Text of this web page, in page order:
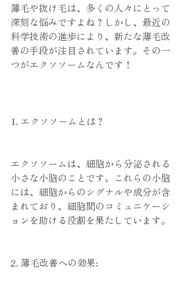
薄毛や抜け毛は、多くの人々にとって
深刻な悩みですよね？しかし、最近の
科学技術の進歩により、新たな薄毛改
善の手段が注目されています。その一
つがエクソソームなんです！
1. エクソソームとは？
エクソソームは、細胞から分泌される
小さな小胞のことです。これらの小胞
には、細胞からのシグナルや成分が含
まれており、細胞間のコミュニケーシ
ョンを助ける役割を果たしています。
2. 薄毛改善への効果: